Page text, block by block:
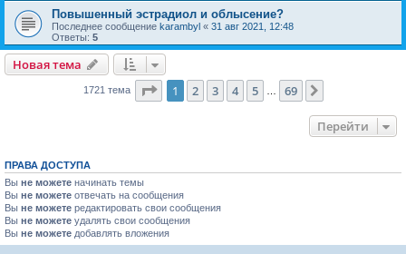
Повышенный эстрадиол и облысение?
Последнее сообщение karambyl « 31 авг 2021, 12:48
Ответы: 5
Новая тема
1721 тема Страница из 69
1 2 3 4 5 69
Перейти
ПРАВА ДОСТУПА
Вы не можете начинать темы
Вы не можете отвечать на сообщения
Вы не можете редактировать свои сообщения
Вы не можете удалять свои сообщения
Вы не можете добавлять вложения